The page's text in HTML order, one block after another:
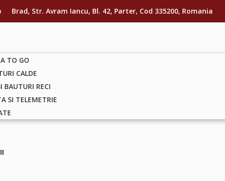
Brad, Str. Avram Iancu, Bl. 42, Parter, Cod 335200, Romania
TO GO
CALDE
BAUTURI RECI
SI TELEMETRIE